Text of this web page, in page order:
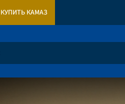
КУПИТЬ КАМАЗ